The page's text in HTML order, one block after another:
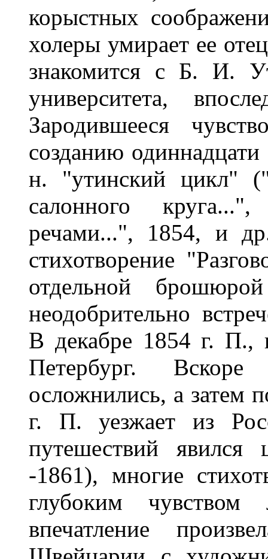
корыстных
холеры умирает ее
знакомится с Б. И.
университета,
Зародившееся
созданию
н. "утинский цикл"
салонного
речами...", 1854, и
стихотворение
отдельной
неодобрительно
В декабре 1854 г. П.,
Петербург.
осложнились, а затем
г. П. уезжает из
путешествий явился
-1861), многие
глубоким
впечатление